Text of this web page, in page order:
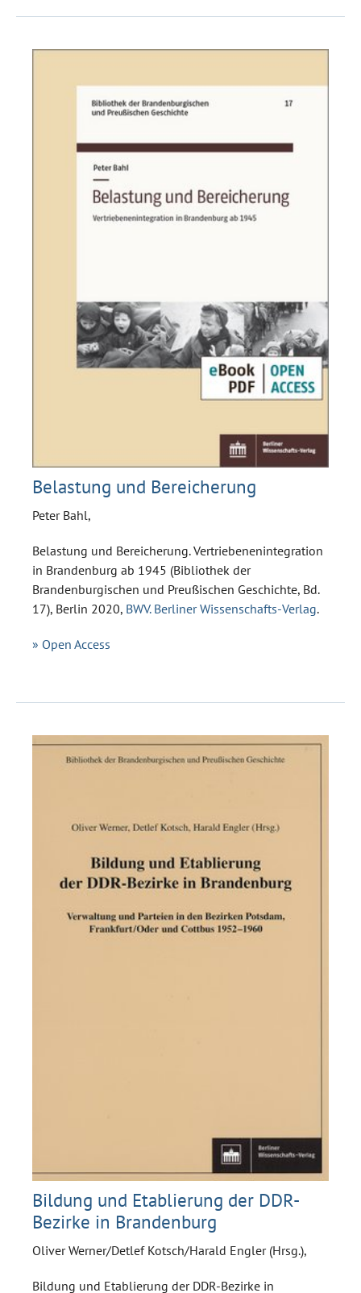
Belastung und Bereicherung
Peter Bahl,
Belastung und Bereicherung. Vertriebenenintegration
in Brandenburg ab 1945 (Bibliothek der
Brandenburgischen und Preußischen Geschichte, Bd.
17), Berlin 2020, BWV. Berliner Wissenschafts-Verlag.
» Open Access
Bildung und Etablierung der DDR-
Bezirke in Brandenburg
Oliver Werner/Detlef Kotsch/Harald Engler (Hrsg.),
Bildung und Etablierung der DDR-Bezirke in